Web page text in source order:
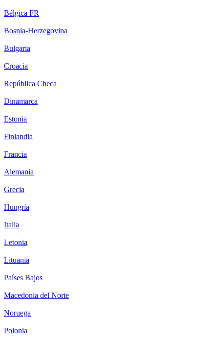
Bélgica FR
Bosnia-Herzegovina
Bulgaria
Croacia
República Checa
Dinamarca
Estonia
Finlandia
Francia
Alemania
Grecia
Hungría
Italia
Letonia
Lituania
Países Bajos
Macedonia del Norte
Noruega
Polonia